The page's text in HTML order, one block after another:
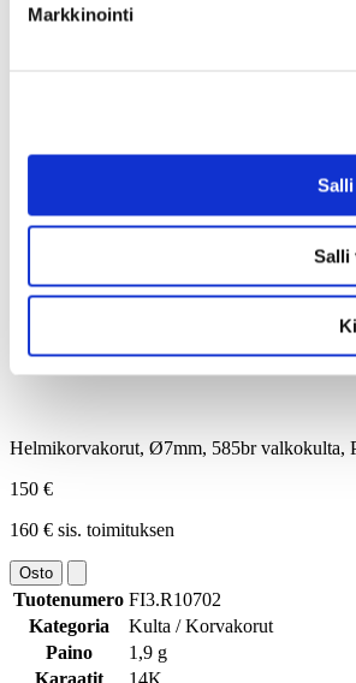
Markkinointi
Salli
Helmikorvakorut, Ø7mm, 585br valkokulta,
150 €
160 € sis. toimituksen
Osto
Tuotenumero FI3.R10702
Kategoria
Kulta / Korvakorut
Paino
1,9 g
Karaatit
14K